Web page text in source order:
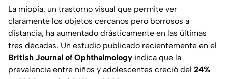
La miopía, un trastorno visual que permite ver
claramente los objetos cercanos pero borrosos a
distancia, ha aumentado drásticamente en las últimas
tres décadas. Un estudio publicado recientemente en el
British Journal of Ophthalmology indica que la
prevalencia entre niños y adolescentes creció del 24%